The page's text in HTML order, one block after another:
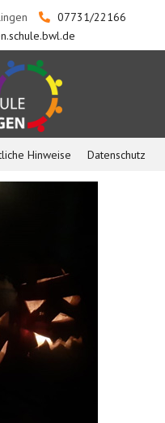
07731/22166
Hinweise Datenschutz